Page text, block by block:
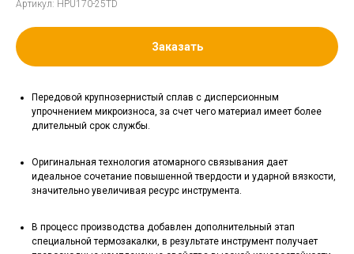
Артикул: HPU170-25TD
Заказать
Передовой крупнозернистый сплав с дисперсионным
упрочнением микроизноса, за счет чего материал имеет более
длительный срок службы.
Оригинальная технология атомарного связывания дает
идеальное сочетание повышенной твердости и ударной вязкости,
значительно увеличивая ресурс инструмента.
В процесс производства добавлен дополнительный этап
специальной термозакалки, в результате инструмент получает